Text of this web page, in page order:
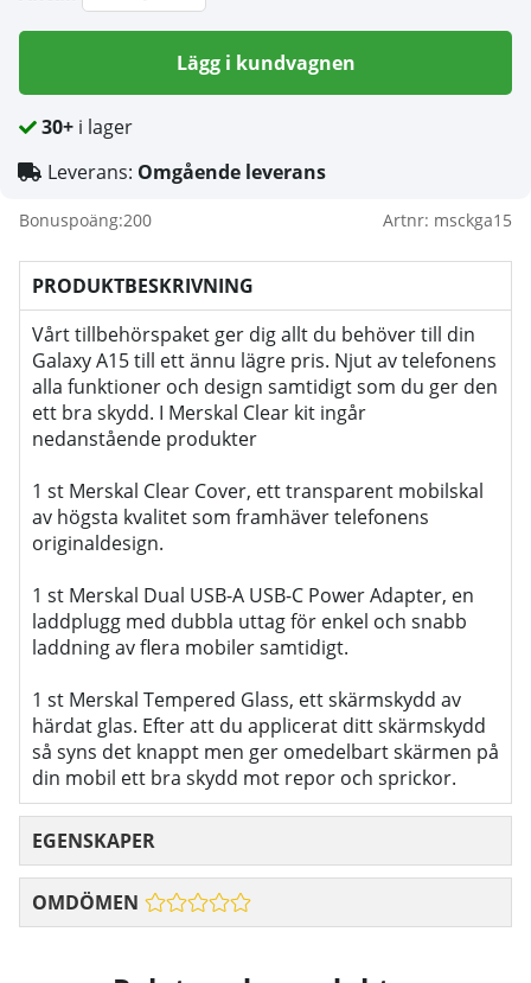
Lägg i kundvagnen
30+ i lager
Leverans: Omgående leverans
Bonuspoäng:200 Artnr: msckga15
PRODUKTBESKRIVNING
Vårt tillbehörspaket ger dig allt du behöver till din
Galaxy A15 till ett ännu lägre pris. Njut av telefonens
alla funktioner och design samtidigt som du ger den
ett bra skydd. I Merskal Clear kit ingår
nedanstående produkter
1 st Merskal Clear Cover, ett transparent mobilskal
av högsta kvalitet som framhäver telefonens
originaldesign.
1 st Merskal Dual USB-A USB-C Power Adapter, en
laddplugg med dubbla uttag för enkel och snabb
laddning av flera mobiler samtidigt.
1 st Merskal Tempered Glass, ett skärmskydd av
härdat glas. Efter att du applicerat ditt skärmskydd
så syns det knappt men ger omedelbart skärmen på
din mobil ett bra skydd mot repor och sprickor.
EGENSKAPER
OMDÖMEN